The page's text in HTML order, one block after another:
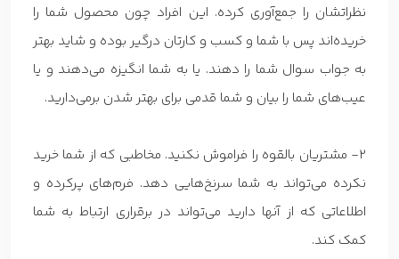
نظراتشان را جمع‌آوری کرده. این افراد چون محصول شما را
خریده‌اند پس با شما و کسب و کارتان درگیر بوده و شاید بهتر
به جواب سوال شما را دهند. یا به شما انگیزه می‌دهند و یا
عیب‌های شما را بیان و شما قدمی برای بهتر شدن برمی‌دارید.
2- مشتریان بالقوه را فراموش نکنید. مخاطبی که از شما خرید
نکرده می‌تواند به شما سرنخ‌هایی دهد. فرم‌های پرکرده و
اطلاعاتی که از آنها دارید می‌تواند در برقراری ارتباط به شما
کمک کند.